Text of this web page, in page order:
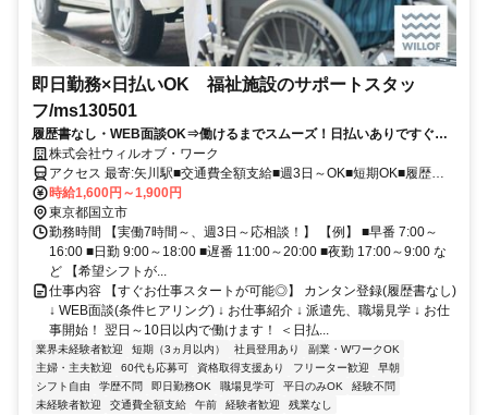
即日勤務×日払いOK 福祉施設のサポートスタッ
フ/ms130501
履歴書なし・WEB面談OK⇒働けるまでスムーズ！日払いありですぐ稼
げる★介護デビュー応援！
株式会社ウィルオブ・ワーク
アクセス 最寄:矢川駅■交通費全額支給■週3日～OK■短期OK■履歴書
不要
時給1,600円～1,900円
東京都国立市
勤務時間 【実働7時間～、週3日～応相談！】 【例】 ■早番 7:00～
16:00 ■日勤 9:00～18:00 ■遅番 11:00～20:00 ■夜勤 17:00～9:00 な
ど 【希望シフトが...
仕事内容 【すぐお仕事スタートが可能◎】 カンタン登録(履歴書なし)
↓ WEB面談(条件ヒアリング) ↓ お仕事紹介 ↓ 派遣先、職場見学 ↓ お仕
事開始！ 翌日～10日以内で働けます！ ＜日払...
業界未経験者歓迎 短期（3ヵ月以内） 社員登用あり
副業・WワークOK
主婦・主夫歓迎
60代も応募可 資格取得支援あり フリーター歓迎
早朝
シフト自由
学歴不問 即日勤務OK 職場見学可 平日のみOK
経験不問
未経験者歓迎
交通費全額支給 午前 経験者歓迎 残業なし